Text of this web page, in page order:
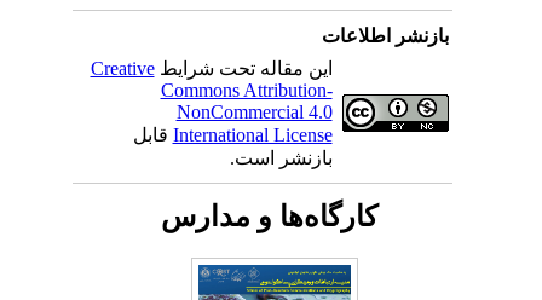
بازنشر اطلاعات
این مقاله تحت شرایطCreative
Commons Attribution-
NonCommercial 4.0
International Licenseقابل
بازنشر است.
کارگاه‌ها و مدارس